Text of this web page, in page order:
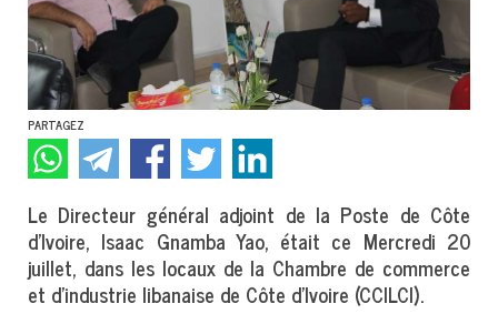
PARTAGEZ
Le Directeur général adjoint de la Poste de Côte
d’Ivoire, Isaac Gnamba Yao, était ce Mercredi 20
juillet, dans les locaux de la Chambre de commerce
et d’industrie libanaise de Côte d’Ivoire (CCILCI).